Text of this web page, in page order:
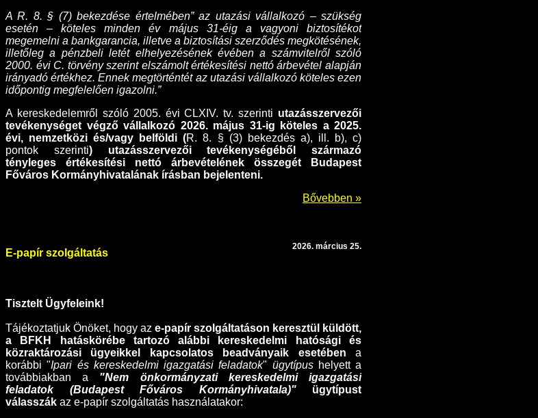
A R. 8. § (7) bekezdése értelmében” az utazási vállalkozó – szükség
esetén – köteles minden év május 31-éig a vagyoni biztosítékot
megemelni a bankgarancia, illetve a biztosítási szerződés megkötésének,
illetőleg a pénzbeli letét elhelyezésének évében a számvitelről szóló
2000. évi C. törvény szerint elszámolt értékesítési nettó árbevétel alapján
irányadó értékhez. Ennek megtörténtét az utazási vállalkozó köteles ezen
időpontig megfelelően igazolni.”
A kereskedelemről szóló 2005. évi CLXIV. tv. szerinti utazásszervezői
tevékenységet végző vállalkozó 2026. május 31-ig köteles a 2025.
évi, nemzetközi és/vagy belföldi (R. 8. § (3) bekezdés a), ill. b), c)
pontok szerinti) utazásszervezői tevékenységéből származó
tényleges értékesítési nettó árbevételének összegét Budapest
Főváros Kormányhivatalának írásban bejelenteni.
Bővebben »
2026. március 25.
E-papír szolgáltatás
Tisztelt Ügyfeleink!
Tájékoztatjuk Önöket, hogy az e-papír szolgáltatáson keresztül küldött,
a BFKH hatáskörébe tartozó alábbi
kereskedelmi hatósági és
közraktározási ügyeikkel kapcsolatos
beadványaik esetében a
korábbi "Ipari és kereskedelmi igazgatási feladatok" ügytípushelyett a
továbbiakban a "Nem önkormányzati kereskedelmi igazgatási
feladatok (Budapest Főváros Kormányhivatala)"ügytípust
válasszák az e-papír szolgáltatás használatakor: